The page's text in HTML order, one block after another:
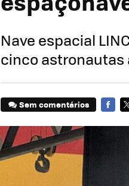
Nave espacial
cinco
Sem comentários